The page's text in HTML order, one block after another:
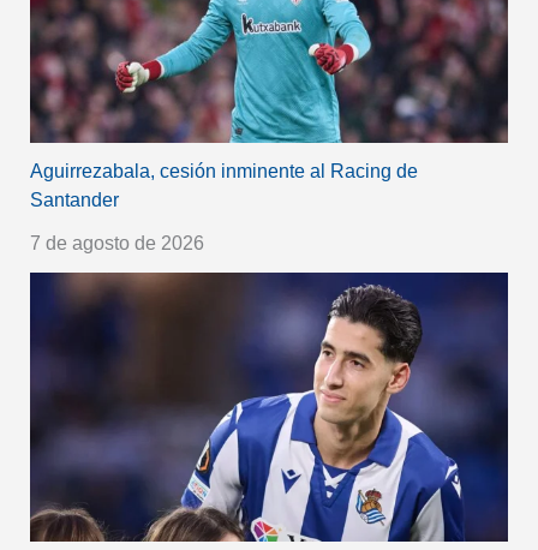
Aguirrezabala, cesión inminente al Racing de
Santander
7 de agosto de 2026